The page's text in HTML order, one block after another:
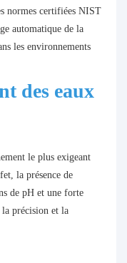
normes certifiées NIST
automatique de la
les environnements
des eaux
le plus exigeant
la présence de
de pH et une forte
précision et la